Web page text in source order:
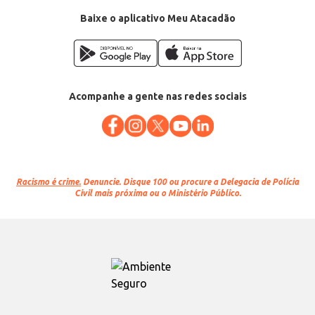
Baixe o aplicativo Meu Atacadão
Acompanhe a gente nas redes sociais
Racismo é crime. Denuncie. Disque 100 ou procure a Delegacia de Polícia
Civil mais próxima ou o Ministério Público.